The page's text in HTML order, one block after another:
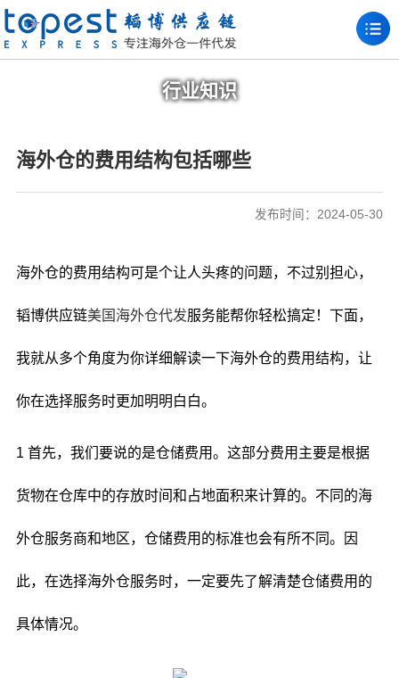
行业知识
海外仓的费用结构包括哪些
发布时间：2024-05-30
海外仓的费用结构可是个让人头疼的问题，不过别担心，
韬博供应链美国海外仓代发服务能帮你轻松搞定！下面，
我就从多个角度为你详细解读一下海外仓的费用结构，让
你在选择服务时更加明明白白。
1 首先，我们要说的是仓储费用。这部分费用主要是根据
货物在仓库中的存放时间和占地面积来计算的。不同的海
外仓服务商和地区，仓储费用的标准也会有所不同。因
此，在选择海外仓服务时，一定要先了解清楚仓储费用的
具体情况。